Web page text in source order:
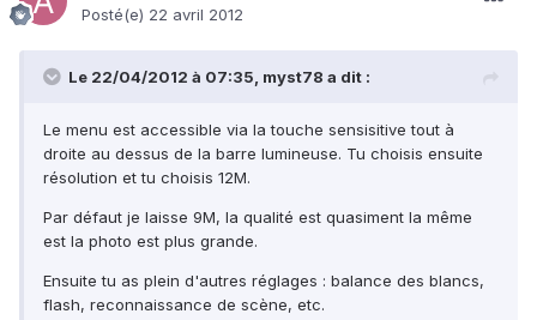
Posté(e) 22 avril 2012
Le 22/04/2012 à 07:35, myst78 a dit :
Le menu est accessible via la touche sensisitive tout à
droite au dessus de la barre lumineuse. Tu choisis ensuite
résolution et tu choisis 12M.
Par défaut je laisse 9M, la qualité est quasiment la même
est la photo est plus grande.
Ensuite tu as plein d'autres réglages : balance des blancs,
flash, reconnaissance de scène, etc.